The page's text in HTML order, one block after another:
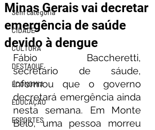
Sem categoria
CIDADE
CULTURA
DESTAQUE
ECONOMIA
EDUCAÇÃO
ESPORTES
Minas Gerais vai decretar
emergência de saúde
devido à dengue
Fábio Baccheretti,
secretário de sáude,
informou que o governo
decretará emergência ainda
nesta semana. Em Monte
Belo, uma pessoa morreu